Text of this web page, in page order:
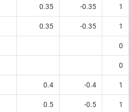
0.35 -0.35 1
0.35 -0.35 1
0
0
0.4 -0.4 1
0.5 -0.5 1